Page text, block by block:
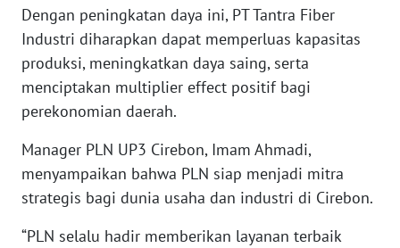
Dengan peningkatan daya ini, PT Tantra Fiber
Industri diharapkan dapat memperluas kapasitas
produksi, meningkatkan daya saing, serta
menciptakan multiplier effect positif bagi
perekonomian daerah.
Manager PLN UP3 Cirebon, Imam Ahmadi,
menyampaikan bahwa PLN siap menjadi mitra
strategis bagi dunia usaha dan industri di Cirebon.
“PLN selalu hadir memberikan layanan terbaik
WN
JAKARTA
JABAR
BANTEN
WN